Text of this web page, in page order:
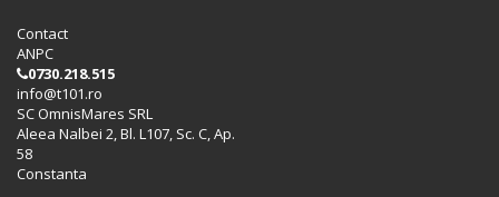
Contact
ANPC
0730.218.515
info@t101.ro
SC OmnisMares SRL
Aleea Nalbei 2, Bl. L107, Sc. C, Ap.
58
Constanta